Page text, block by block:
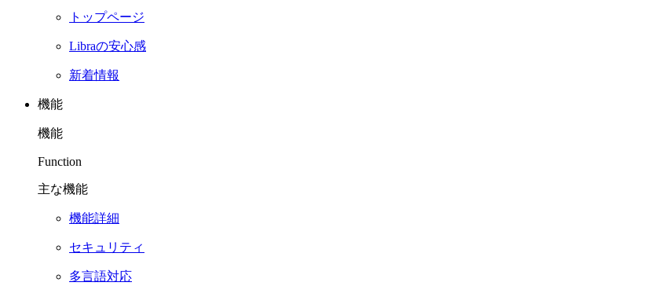
トップページ
Libraの安心感
新着情報
機能
機能
Function
主な機能
機能詳細
セキュリティ
多言語対応